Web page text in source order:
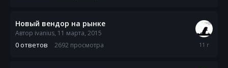
Новый вендор на рынке
Автор ivanius, 11 марта, 2015
0ответов 2692 просмотра
11